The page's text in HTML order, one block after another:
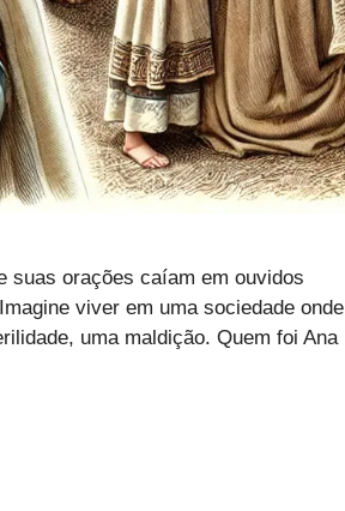
suas orações caíam em ouvidos
viver em uma sociedade onde
uma maldição. Quem foi Ana